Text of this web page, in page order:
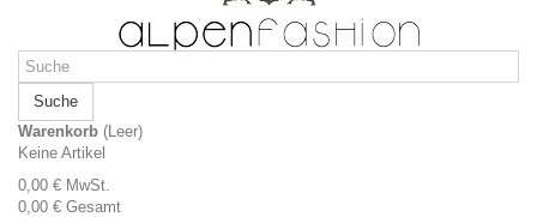
Suche
Warenkorb (Leer)
Keine Artikel
0,00 € MwSt.
0,00 € Gesamt